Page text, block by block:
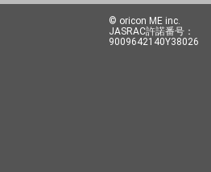
© oricon ME inc.
JASRAC許諾番号：
9009642140Y38026